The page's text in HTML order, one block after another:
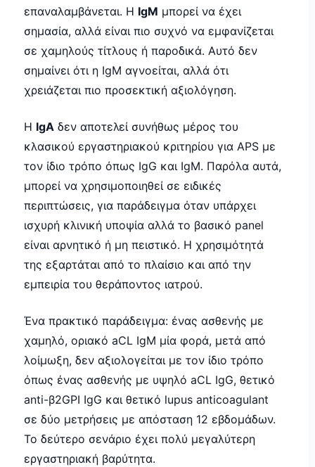
επαναλαμβάνεται. Η IgM μπορεί να έχει
σημασία, αλλά είναι πιο συχνό να εμφανίζεται
σε χαμηλούς τίτλους ή παροδικά. Αυτό δεν
σημαίνει ότι η IgM αγνοείται, αλλά ότι
χρειάζεται πιο προσεκτική αξιολόγηση.
Η IgA δεν αποτελεί συνήθως μέρος του
κλασικού εργαστηριακού κριτηρίου για APS με
τον ίδιο τρόπο όπως IgG και IgM. Παρόλα αυτά,
μπορεί να χρησιμοποιηθεί σε ειδικές
περιπτώσεις, για παράδειγμα όταν υπάρχει
ισχυρή κλινική υποψία αλλά το βασικό panel
είναι αρνητικό ή μη πειστικό. Η χρησιμότητά
της εξαρτάται από το πλαίσιο και από την
εμπειρία του θεράποντος ιατρού.
Ένα πρακτικό παράδειγμα: ένας ασθενής με
χαμηλό, οριακό aCL IgM μία φορά, μετά από
λοίμωξη, δεν αξιολογείται με τον ίδιο τρόπο
όπως ένας ασθενής με υψηλό aCL IgG, θετικό
anti-β2GPI IgG και θετικό lupus anticoagulant
σε δύο μετρήσεις με απόσταση 12 εβδομάδων.
Το δεύτερο σενάριο έχει πολύ μεγαλύτερη
εργαστηριακή βαρύτητα.